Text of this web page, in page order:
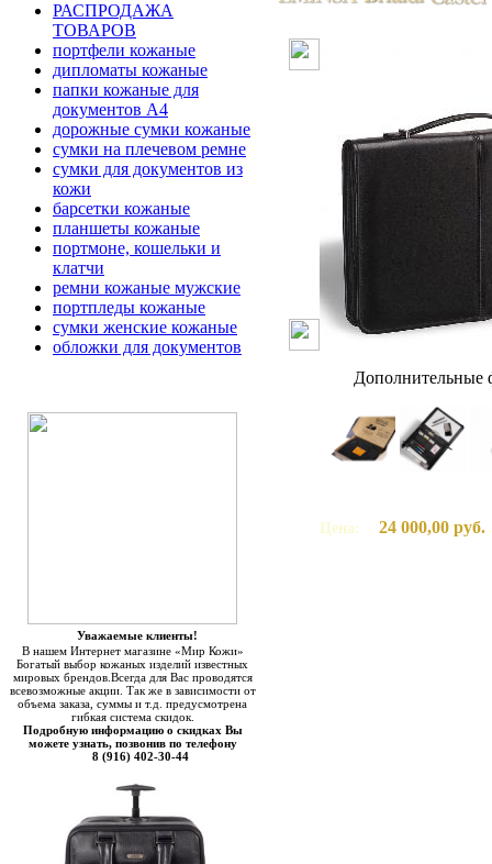
РАСПРОДАЖА
ТОВАРОВ
портфели кожаные
дипломаты кожаные
папки кожаные для
документов А4
дорожные сумки кожаные
сумки на плечевом ремне
сумки для документов из
кожи
барсетки кожаные
планшеты кожаные
портмоне, кошельки и
клатчи
ремни кожаные мужские
портпледы кожаные
сумки женские кожаные
обложки для документов
Уважаемые клиенты!
В нашем Интернет магазине «Мир Кожи»
Богатый выбор кожаных изделий известных
мировых брендов.Всегда для Вас проводятся
всевозможные акции. Так же в зависимости от
объема заказа, суммы и т.д. предусмотрена
гибкая система скидок.
Подробную информацию о скидках Вы
можете узнать, позвонив по телефону
8 (916) 402-30-44
Дополнительные
Цена: 24 000,00 руб.